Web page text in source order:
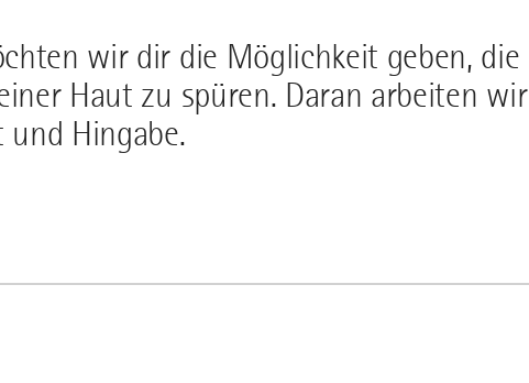
wir dir die Möglichkeit geben, die
Haut zu spüren. Daran arbeiten wir
und Hingabe.